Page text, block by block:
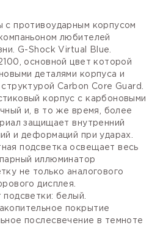
с противоударным корпусом
любителей
G-Shock Virtual Blue.
основной цвет которой
деталями корпуса и
Carbon Core Guard.
корпус с карбоновыми
и, в то же время, более
защищает внутренний
и деформаций при ударах.
подсветка освещает весь
иллюминатор
не только аналогового
дисплея.
белый.
покрытие
послесвечение в темноте